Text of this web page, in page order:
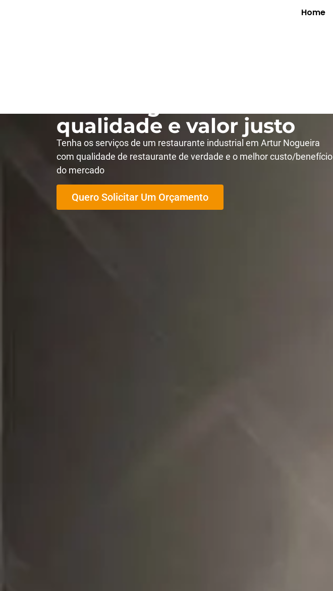
Home
qualidade e valor justo
Tenha os serviços de um restaurante industrial em Artur Nogueira
com qualidade de restaurante de verdade e o melhor custo/benefício
do mercado
Quero Solicitar Um Orçamento